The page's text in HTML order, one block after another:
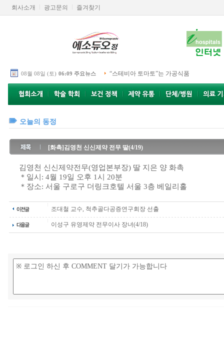
회사소개 광고문의 즐겨찾기
08월 08일 (토) 06:09 주요뉴스 “스테비아 토마토”는 가공식품
오늘의 동정
[화촉]김영천 신신제약 전무 딸(4/19)
김영천 신신제약전무(영업본부장) 딸 지은 양 화촉
＊일시: 4월 19일 오후 1시 20분
＊장소: 서울 구로구 더링크호텔 서울 3층 베일리홀
조대철 교수, 척추골다공증연구회장 선출
이성구 유영제약 전무이사 장녀(4/18)